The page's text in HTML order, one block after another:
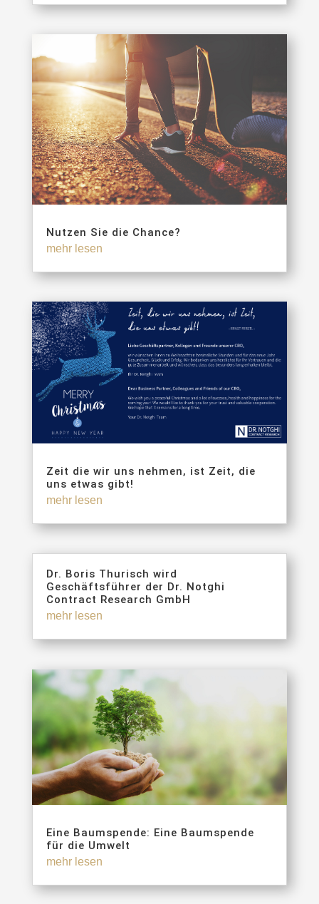
Nutzen Sie die Chance?
mehr lesen
Zeit die wir uns nehmen, ist Zeit, die
uns etwas gibt!
mehr lesen
Dr. Boris Thurisch wird
Geschäftsführer der Dr. Notghi
Contract Research GmbH
mehr lesen
Eine Baumspende: Eine Baumspende
für die Umwelt
mehr lesen